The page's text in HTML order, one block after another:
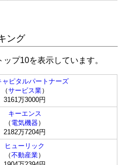
ング
プ10を表示しています。
ャピタルパートナーズ
（サービス業）
3161万3000円
キーエンス
（ 電気機器）
2182万7204円
ヒューリック
（不動産業）